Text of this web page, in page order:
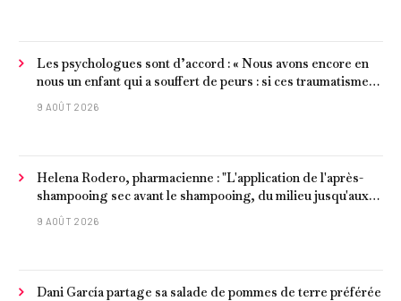
Les psychologues sont d’accord : « Nous avons encore en
nous un enfant qui a souffert de peurs : si ces traumatismes
ne sont pas surmontés, ils continueront à nous affecter dans
9 AOÛT 2026
Helena Rodero, pharmacienne : "L'application de l'après-
shampooing sec avant le shampooing, du milieu jusqu'aux
pointes, est recommandée pour les cheveux délicats et
9 AOÛT 2026
Dani García partage sa salade de pommes de terre préférée